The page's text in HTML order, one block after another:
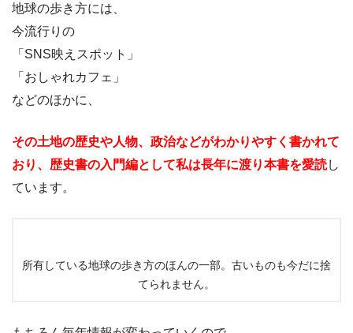
地球の歩き方には、
今流行りの
「SNS映えスポット」
「おしゃれカフェ」
などのほかに、
その土地の歴史や人物、政治などがわかりやすく書かれて
おり、歴史書の入門編として私は長年に渡り本書を愛読し
ています。
所有している地球の歩き方のほんの一部。古いものも今だに捨
てられません。